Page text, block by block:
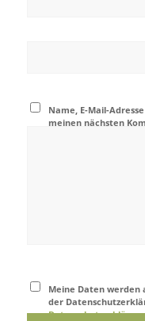
Name, E-Mail-
meinen nächsten
Meine Daten werden
der